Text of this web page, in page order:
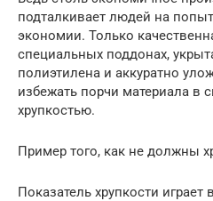
подталкивает людей на
экономии. Только
специальных поддонах,
полиэтилена и аккуратно
избежать порчи материала в
хрупкостью.
Пример того, как не должны
Показатель хрупкости